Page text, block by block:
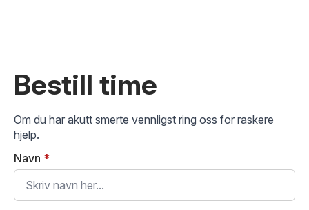
Bestill time
Om du har akutt smerte vennligst ring oss for raskere
hjelp.
Navn *